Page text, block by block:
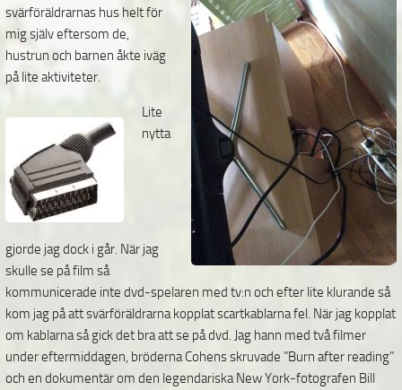
svärföräldrarnas hus helt för
mig själv eftersom de,
hustrun och barnen åkte iväg
på lite aktiviteter.
Lite
nytta
gjorde jag dock i går. När jag
skulle se på film så
kommunicerade inte dvd-spelaren med tv:n och efter lite klurande så
kom jag på att svärföräldrarna kopplat scartkablarna fel. När jag kopplat
om kablarna så gick det bra att se på dvd. Jag hann med två filmer
under eftermiddagen, bröderna Cohens skruvade ”Burn after reading”
och en dokumentär om den legendariska New York-fotografen Bill